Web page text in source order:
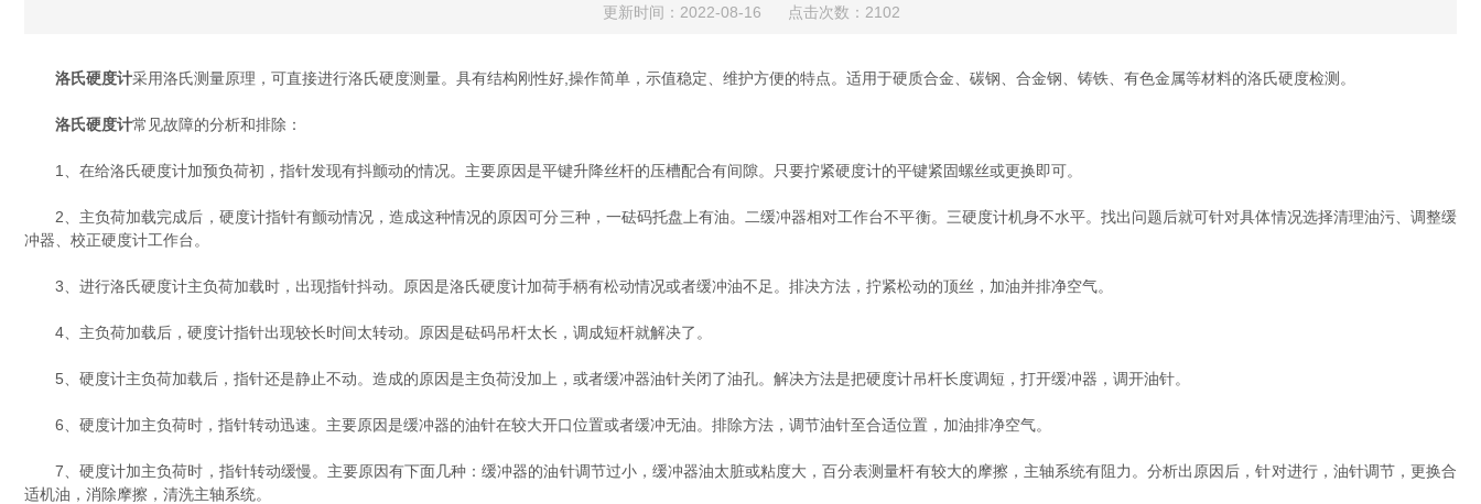
更新时间：2022-08-16 点击次数：2102
洛氏硬度计采用洛氏测量原理，可直接进行洛氏硬度测量。具有结构刚性好,操作简单，示值稳定、维护方便的特点。适用于硬质合金、碳钢、合金钢、铸铁、有色金属等材料的洛氏硬度检测。
洛氏硬度计常见故障的分析和排除：
1、在给洛氏硬度计加预负荷初，指针发现有抖颤动的情况。主要原因是平键升降丝杆的压槽配合有间隙。只要拧紧硬度计的平键紧固螺丝或更换即可。
2、主负荷加载完成后，硬度计指针有颤动情况，造成这种情况的原因可分三种，一砝码托盘上有油。二缓冲器相对工作台不平衡。三硬度计机身不水平。找出问题后就可针对具体情况选择清理油污、调整缓
冲器、校正硬度计工作台。
3、进行洛氏硬度计主负荷加载时，出现指针抖动。原因是洛氏硬度计加荷手柄有松动情况或者缓冲油不足。排决方法，拧紧松动的顶丝，加油并排净空气。
4、主负荷加载后，硬度计指针出现较长时间太转动。原因是砝码吊杆太长，调成短杆就解决了。
5、硬度计主负荷加载后，指针还是静止不动。造成的原因是主负荷没加上，或者缓冲器油针关闭了油孔。解决方法是把硬度计吊杆长度调短，打开缓冲器，调开油针。
6、硬度计加主负荷时，指针转动迅速。主要原因是缓冲器的油针在较大开口位置或者缓冲无油。排除方法，调节油针至合适位置，加油排净空气。
7、硬度计加主负荷时，指针转动缓慢。主要原因有下面几种：缓冲器的油针调节过小，缓冲器油太脏或粘度大，百分表测量杆有较大的摩擦，主轴系统有阻力。分析出原因后，针对进行，油针调节，更换合
适机油，消除摩擦，清洗主轴系统。